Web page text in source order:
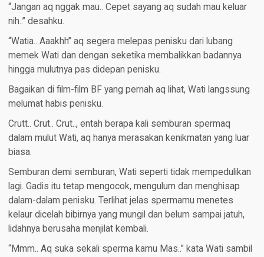
“Jangan aq nggak mau.. Cepet sayang aq sudah mau keluar
nih..” desahku.
“Watia.. Aaakhh” aq segera melepas penisku dari lubang
memek Wati dan dengan seketika membalikkan badannya
hingga mulutnya pas didepan penisku.
Bagaikan di film-film BF yang pernah aq lihat, Wati langssung
melumat habis penisku.
Crutt.. Crut.. Crut.., entah berapa kali semburan spermaq
dalam mulut Wati, aq hanya merasakan kenikmatan yang luar
biasa.
Semburan demi semburan, Wati seperti tidak mempedulikan
lagi. Gadis itu tetap mengocok, mengulum dan menghisap
dalam-dalam penisku. Terlihat jelas spermamu menetes
kelaur dicelah bibirnya yang mungil dan belum sampai jatuh,
lidahnya berusaha menjilat kembali.
“Mmm.. Aq suka sekali sperma kamu Mas..” kata Wati sambil